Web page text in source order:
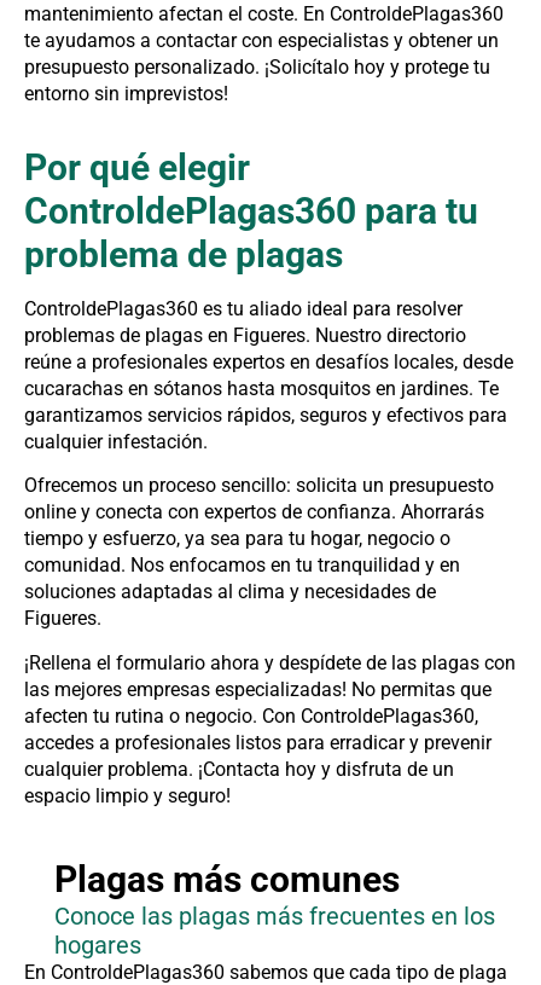
mantenimiento afectan el coste. En ControldePlagas360
te ayudamos a contactar con especialistas y obtener un
presupuesto personalizado. ¡Solicítalo hoy y protege tu
entorno sin imprevistos!
Por qué elegir
ControldePlagas360 para tu
problema de plagas
ControldePlagas360 es tu aliado ideal para resolver
problemas de plagas en Figueres. Nuestro directorio
reúne a profesionales expertos en desafíos locales, desde
cucarachas en sótanos hasta mosquitos en jardines. Te
garantizamos servicios rápidos, seguros y efectivos para
cualquier infestación.
Ofrecemos un proceso sencillo: solicita un presupuesto
online y conecta con expertos de confianza. Ahorrarás
tiempo y esfuerzo, ya sea para tu hogar, negocio o
comunidad. Nos enfocamos en tu tranquilidad y en
soluciones adaptadas al clima y necesidades de
Figueres.
¡Rellena el formulario ahora y despídete de las plagas con
las mejores empresas especializadas! No permitas que
afecten tu rutina o negocio. Con ControldePlagas360,
accedes a profesionales listos para erradicar y prevenir
cualquier problema. ¡Contacta hoy y disfruta de un
espacio limpio y seguro!
Plagas más comunes
Conoce las plagas más frecuentes en los
hogares
En ControldePlagas360 sabemos que cada tipo de plaga